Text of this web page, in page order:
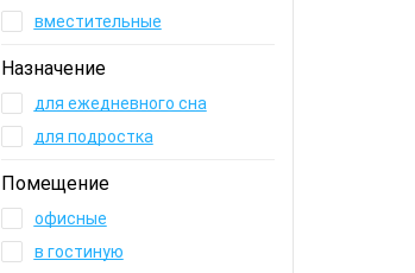
вместительные
Назначение
для ежедневного сна
для подростка
Помещение
офисные
в гостиную